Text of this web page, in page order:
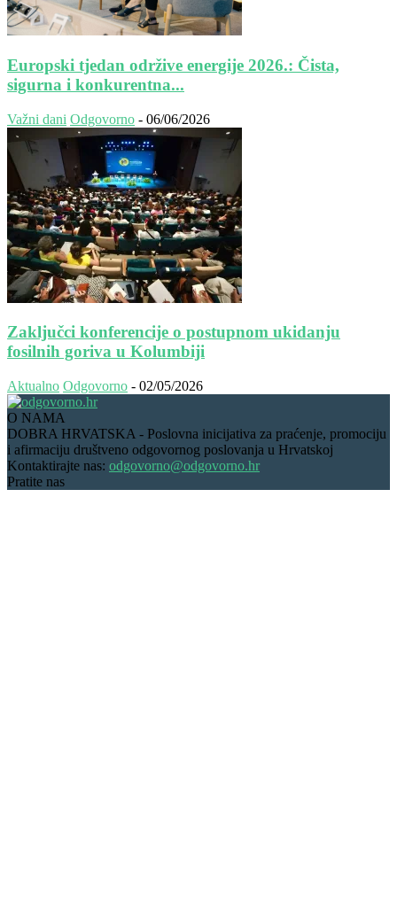
Europski tjedan održive energije 2026.: Čista,
sigurna i konkurentna...
Važni dani Odgovorno - 06/06/2026
Zaključci konferencije o postupnom ukidanju
fosilnih goriva u Kolumbiji
Aktualno Odgovorno - 02/05/2026
O NAMA
DOBRA HRVATSKA - Poslovna inicijativa za praćenje, promociju
i afirmaciju društveno odgovornog poslovanja u Hrvatskoj
Kontaktirajte nas: odgovorno@odgovorno.hr
Pratite nas